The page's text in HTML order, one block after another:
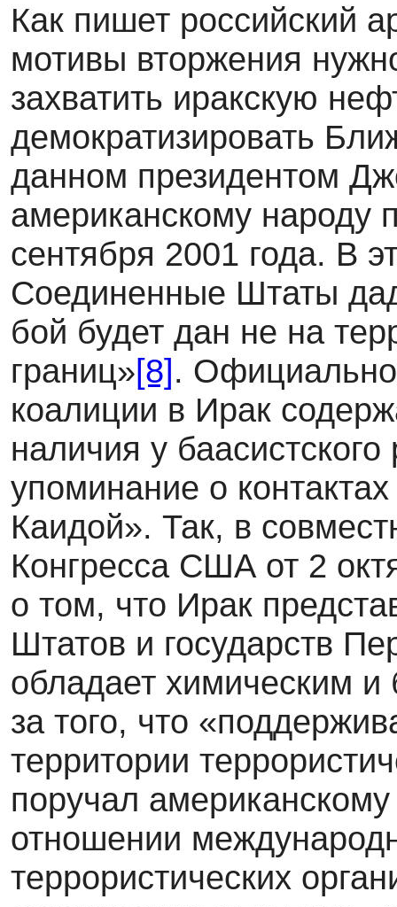
Как пишет российский
мотивы вторжения
захватить иракскую
демократизировать
данном президентом
американскому народу
сентября 2001 года. В
Соединенные Штаты
бой будет дан не на
границ»[8].
коалиции в Ирак
наличия у
упоминание о
Каидой». Так, в
Конгресса США от 2
о том, что Ирак
Штатов и государств
обладает химическим и
за того, что
территории
поручал
отношении
террористических